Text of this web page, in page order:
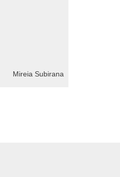
Mireia Subirana